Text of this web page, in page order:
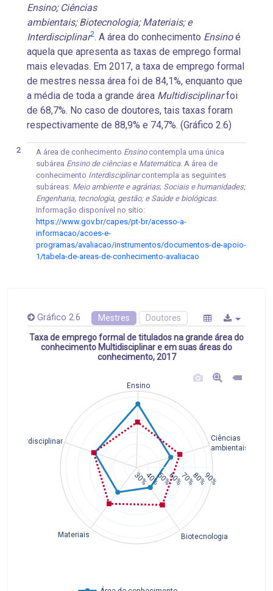
Ensino; Ciências
ambientais; Biotecnologia; Materiais; e
Interdisciplinar2. A área do conhecimento Ensinoé
aquela que apresenta as taxas de emprego formal
mais elevadas. Em 2017, a taxa de emprego formal
de mestres nessa área foi de 84,1%, enquanto que
a média de toda a grande área Multidisciplinarfoi
de 68,7%. No caso de doutores, tais taxas foram
respectivamente de 88,9% e 74,7%. (Gráfico 2.6)
2 A área de conhecimento Ensinocontempla uma única
subárea Ensino de ciênciase Matemática. A área de
conhecimento Interdisciplinarcontempla as seguintes
subáreas: Meio ambiente e agrárias; Sociais e humanidades;
Engenharia, tecnologia, gestão; e Saúde e biológicas.
Informação disponível no sítio:
https://www.gov.br/capes/pt-br/acesso-a-
informacao/acoes-e-
programas/avaliacao/instrumentos/documentos-de-apoio-
1/tabela-de-areas-de-conhecimento-avaliacao
Gráfico 2.6 Mestres Doutores
Taxa de emprego formal de titulados na grande área do
conhecimento Multidisciplinar e em suas áreas do
conhecimento, 2017
Biotecnologia
Ciências
ambientais
Ensino
Interdisciplinar
Materiais
30%40%50%60%70%80%90%